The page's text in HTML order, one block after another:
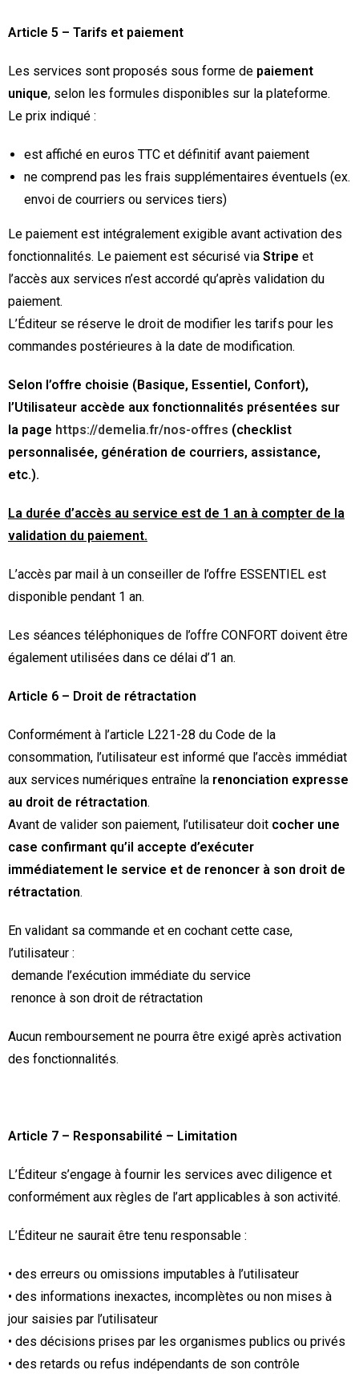
Article 5 – Tarifs et paiement
Les services sont proposés sous forme de paiement
unique, selon les formules disponibles sur la plateforme.
Le prix indiqué :
est affiché en euros TTC et définitif avant paiement
ne comprend pas les frais supplémentaires éventuels (ex.
envoi de courriers ou services tiers)
Le paiement est intégralement exigible avant activation des
fonctionnalités. Le paiement est sécurisé via Stripe et
l’accès aux services n’est accordé qu’après validation du
paiement.
L’Éditeur se réserve le droit de modifier les tarifs pour les
commandes postérieures à la date de modification.
Selon l’offre choisie (Basique, Essentiel, Confort),
l’Utilisateur accède aux fonctionnalités présentées sur
la page https://demelia.fr/nos-offres (checklist
personnalisée, génération de courriers, assistance,
etc.).
La durée d’accès au service est de 1 an à compter de la
validation du paiement.
L’accès par mail à un conseiller de l’offre ESSENTIEL est
disponible pendant 1 an.
Les séances téléphoniques de l’offre CONFORT doivent être
également utilisées dans ce délai d’1 an.
Article 6 – Droit de rétractation
Conformément à l’article L221-28 du Code de la
consommation, l’utilisateur est informé que l’accès immédiat
aux services numériques entraîne la renonciation expresse
au droit de rétractation.
Avant de valider son paiement, l’utilisateur doit cocher une
case confirmant qu’il accepte d’exécuter
immédiatement le service et de renoncer à son droit de
rétractation.
En validant sa commande et en cochant cette case,
l’utilisateur :
demande l’exécution immédiate du service
renonce à son droit de rétractation
Aucun remboursement ne pourra être exigé après activation
des fonctionnalités.
Article 7 – Responsabilité – Limitation
L’Éditeur s’engage à fournir les services avec diligence et
conformément aux règles de l’art applicables à son activité.
L’Éditeur ne saurait être tenu responsable :
• des erreurs ou omissions imputables à l’utilisateur
• des informations inexactes, incomplètes ou non mises à
jour saisies par l’utilisateur
• des décisions prises par les organismes publics ou privés
• des retards ou refus indépendants de son contrôle